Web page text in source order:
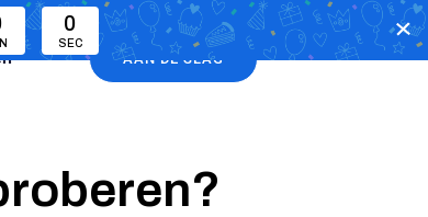
0
SEC
AAN DE SLAG